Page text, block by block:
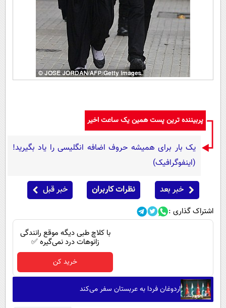
پربیننده ترین پست همین یک ساعت اخیر
یک بار برای همیشه حروف اضافه انگلیسی را یاد بگیرید!
(اینفوگرافیک)
خبر بعد نظرات کاربران خبر قبل
اشتراک گذاری :
با کلاچ طبی دیگه موقع رانندگی
زانوهات درد نمی‌گیره ✅
خرید کن
اردوغان فردا به عربستان سفر می‌کند